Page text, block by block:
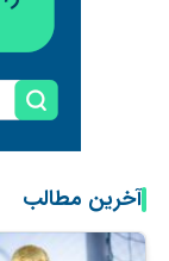
آخرین مطالب